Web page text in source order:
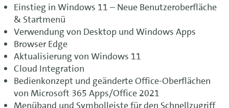
Einstieg in Windows 11 – Neue Benutzeroberfläche
& Startmenü
Verwendung von Desktop und Windows Apps
Browser Edge
Aktualisierung von Windows 11
Cloud Integration
Bedienkonzept und geänderte Office-Oberflächen
von Microsoft 365 Apps/Office 2021
Menüband und Symbolleiste für den Schnellzugriff